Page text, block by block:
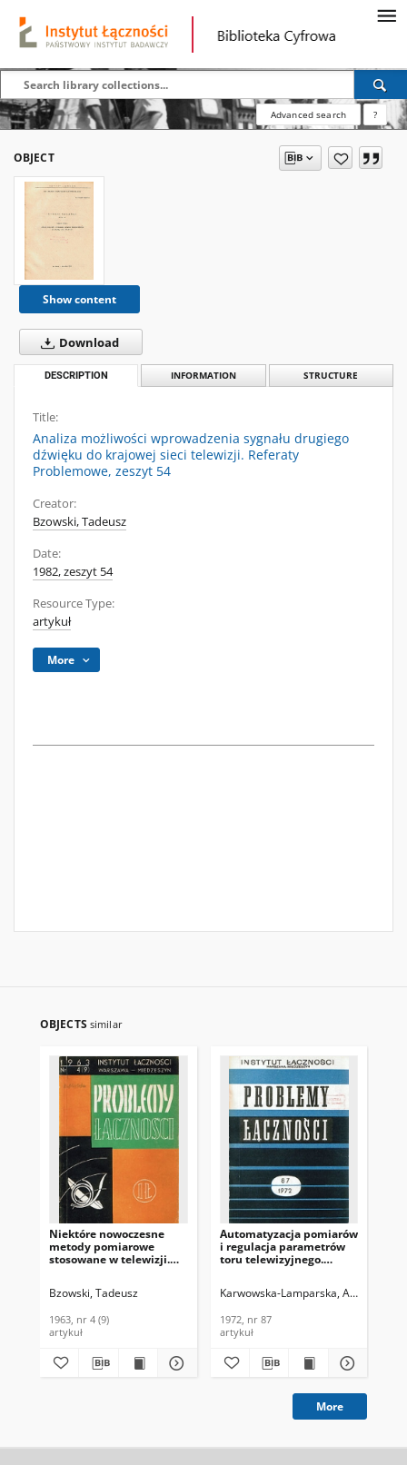
Advanced search ?
OBJECT
Show content
Download
DESCRIPTION INFORMATION STRUCTURE
Title:
Analiza możliwości wprowadzenia sygnału drugiego
dźwięku do krajowej sieci telewizji. Referaty
Problemowe, zeszyt 54
Creator:
Bzowski, Tadeusz
Date:
1982, zeszyt 54
Resource Type:
artykuł
More
OBJECTS similar
Niektóre nowoczesne
metody pomiarowe
stosowane w telewizji.
Bzowski, Tadeusz
1963, nr 4 (9)
artykuł
Automatyzacja pomiarów
i regulacja parametrów
toru telewizyjnego.
Karwowska-Lamparska, Alina
1972, nr 87
artykuł
More